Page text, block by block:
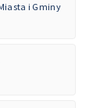
i Gminy